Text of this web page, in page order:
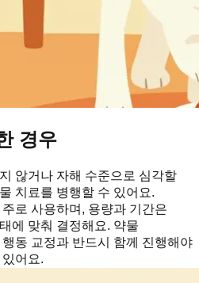
경우
않거나 자해 수준으로 심각할
치료를 병행할 수 있어요.
로 사용하며, 용량과 기간은
에 맞춰 결정해요. 약물
동 교정과 반드시 함께 진행해야
어요.